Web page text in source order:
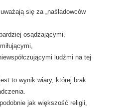
uważają się za „naśladowców
osądzającymi,
ludźmi na tej
to wynik wiary, której brak
jak większość religii,